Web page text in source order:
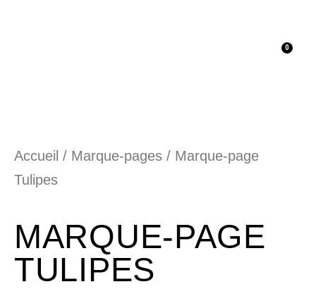
0
Accueil / Marque-pages / Marque-page
Tulipes
MARQUE-PAGE
TULIPES